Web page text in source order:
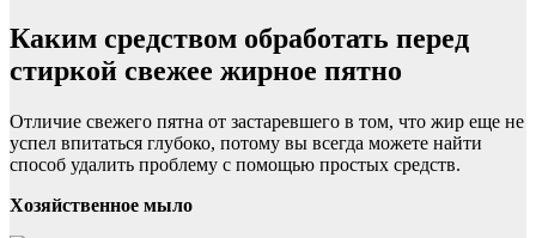
Каким средством обработать перед
стиркой свежее жирное пятно
Отличие свежего пятна от застаревшего в том, что жир еще не
успел впитаться глубоко, потому вы всегда можете найти
способ удалить проблему с помощью простых средств.
Хозяйственное мыло